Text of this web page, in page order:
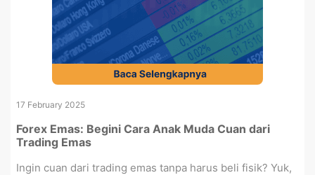
17 February 2025
Forex Emas: Begini Cara Anak Muda Cuan dari
Trading Emas
Ingin cuan dari trading emas tanpa harus beli fisik? Yuk,